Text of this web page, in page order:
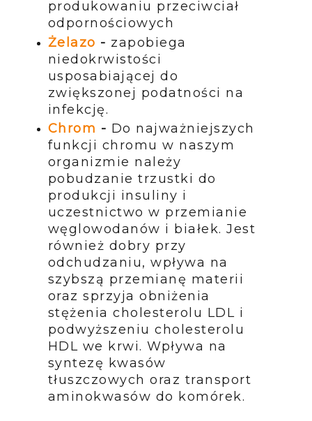
produkowaniu przeciwciał
odpornościowych
Żelazo - zapobiega
niedokrwistości
usposabiającej do
zwiększonej podatności na
infekcję.
Chrom - Do najważniejszych
funkcji chromu w naszym
organizmie należy
pobudzanie trzustki do
produkcji insuliny i
uczestnictwo w przemianie
węglowodanów i białek. Jest
również dobry przy
odchudzaniu, wpływa na
szybszą przemianę materii
oraz sprzyja obniżenia
stężenia cholesterolu LDL i
podwyższeniu cholesterolu
HDL we krwi. Wpływa na
syntezę kwasów
tłuszczowych oraz transport
aminokwasów do komórek.